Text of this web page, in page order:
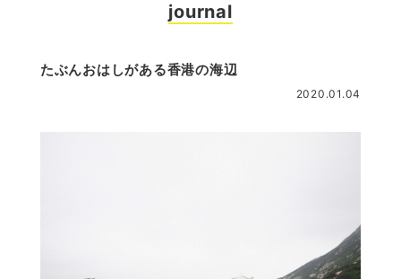
journal
たぶんおはしがある香港の海辺
2020.01.04